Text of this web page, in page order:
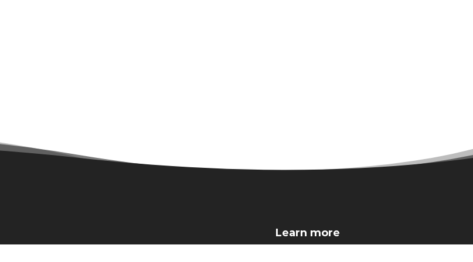
Learn more